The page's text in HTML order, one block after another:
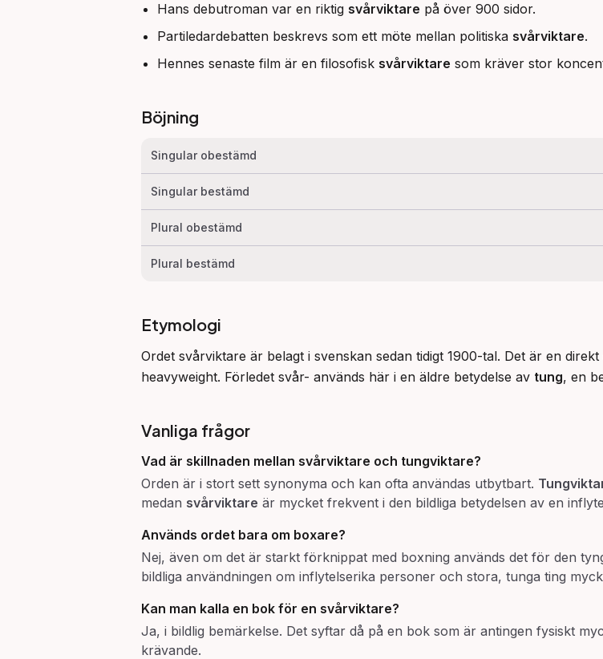
Hans debutroman var en riktig svårviktare på över 900 sidor.
Partiledardebatten beskrevs som ett möte mellan politiska svårviktare.
Hennes senaste film är en filosofisk svårviktare som kräver stor
Böjning
Singular obestämd
Singular bestämd
Plural obestämd
Plural bestämd
Etymologi
Ordet svårviktare är belagt i svenskan sedan tidigt 1900-tal. Det är en
heavyweight. Förledet svår- används här i en äldre betydelse av tung, en
Vanliga frågor
Vad är skillnaden mellan svårviktare och tungviktare?
Orden är i stort sett synonyma och kan ofta användas utbytbart.
medan svårviktare är mycket frekvent i den bildliga betydelsen av en
Används ordet bara om boxare?
Nej, även om det är starkt förknippat med boxning används det för den
bildliga användningen om inflytelserika personer och stora, tunga ting
Kan man kalla en bok för en svårviktare?
Ja, i bildlig bemärkelse. Det syftar då på en bok som är antingen fysiskt
krävande.